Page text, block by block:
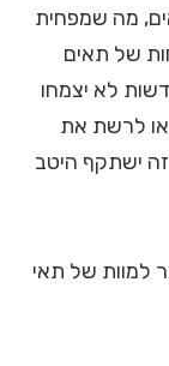
מה שמפחית
של תאים
לא יצמחו
או לרשת את
ישתקף היטב
למוות של תאי